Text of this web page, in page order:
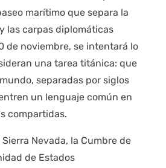
marítimo que separa la
las carpas diplomáticas
de noviembre, se intentará lo
una tarea titánica: que
separadas por siglos
un lenguaje común en
compartidas.
Nevada, la Cumbre de
de Estados